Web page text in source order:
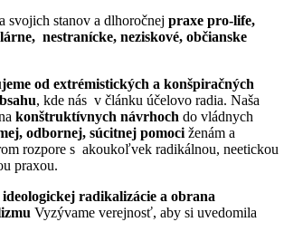
svojich stanov a dlhoročnejpraxe pro-life,
nestranícke, neziskové, občianske
od extrémistických a konšpiračných
, kde nás v článku účelovo radia. Naša
konštruktívnych návrhochdo vládnych
odbornej, súcitnej pomociženám a
rozpore s akoukoľvek radikálnou, neetickou
praxou.
radikalizácie a obrana
Vyzývame verejnosť, aby si uvedomila